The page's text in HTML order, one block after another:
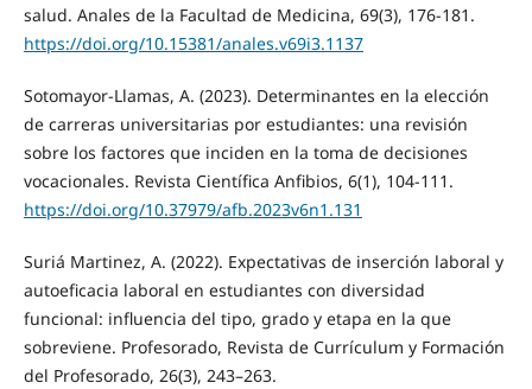
salud. Anales de la Facultad de Medicina, 69(3), 176-181.
https://doi.org/10.15381/anales.v69i3.1137
Sotomayor-Llamas, A. (2023). Determinantes en la elección
de carreras universitarias por estudiantes: una revisión
sobre los factores que inciden en la toma de decisiones
vocacionales. Revista Científica Anfibios, 6(1), 104-111.
https://doi.org/10.37979/afb.2023v6n1.131
Suriá Martinez, A. (2022). Expectativas de inserción laboral y
autoeficacia laboral en estudiantes con diversidad
funcional: influencia del tipo, grado y etapa en la que
sobreviene. Profesorado, Revista de Currículum y Formación
del Profesorado, 26(3), 243–263.